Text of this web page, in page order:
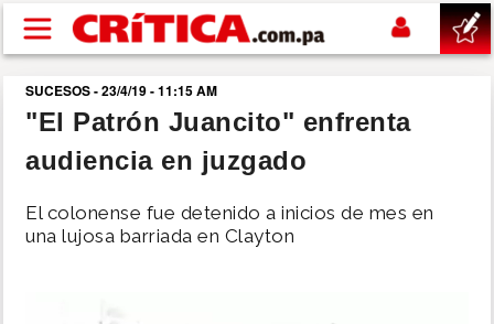
Pasar al contenido principal
buscar
SUCESOS
NACIONAL
SUCESOS - 23/4/19 - 11:15 AM
"El Patrón Juancito" enfrenta
audiencia en juzgado
El colonense fue detenido a inicios de mes en
una lujosa barriada en Clayton